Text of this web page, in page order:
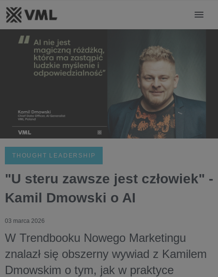
THOUGHT LEADERSHIP
"U steru zawsze jest człowiek" -
Kamil Dmowski o AI
03 marca 2026
W Trendbooku Nowego Marketingu
znalazł się obszerny wywiad z Kamilem
Dmowskim o tym, jak w praktyce